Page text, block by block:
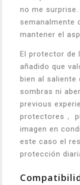
no me
semanalmente
mantener el
El protector de
añadido que
bien al saliente
sombras ni
previous
protectores，
imagen en
este caso el
protección